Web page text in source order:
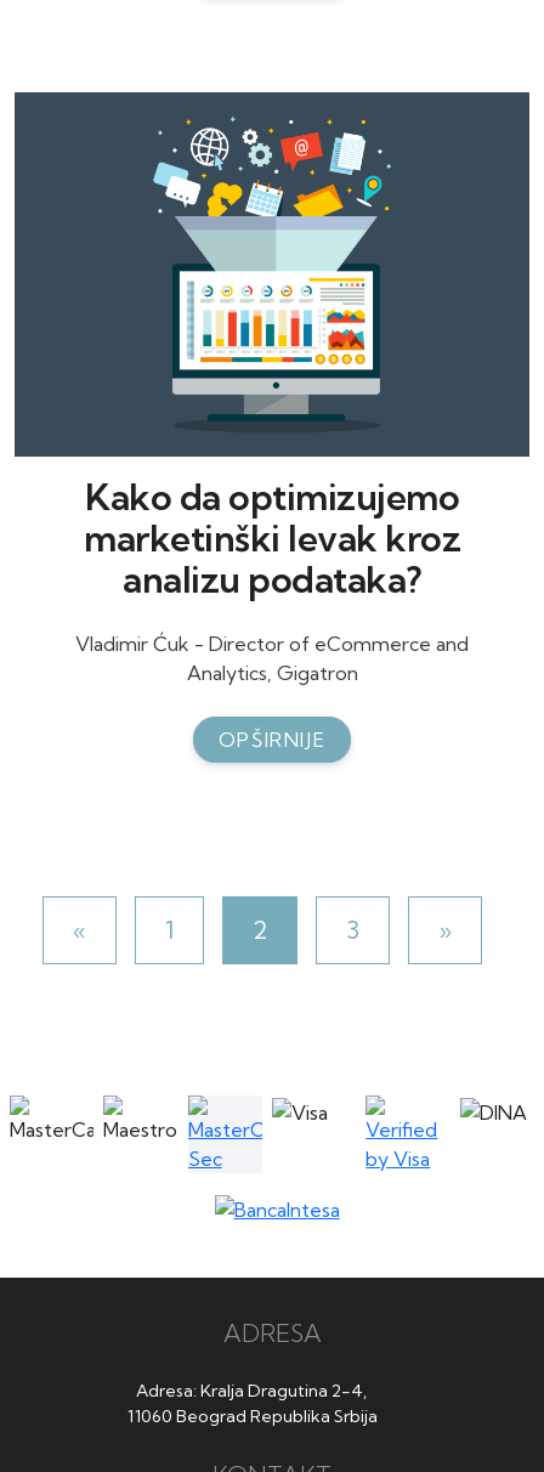
Kako da optimizujemo
marketinški levak kroz
analizu podataka?
Vladimir Ćuk - Director of eCommerce and
Analytics, Gigatron
OPŠIRNIJE
« 1 2 3 »
ADRESA
Adresa: Kralja Dragutina 2-4,
11060 Beograd Republika Srbija